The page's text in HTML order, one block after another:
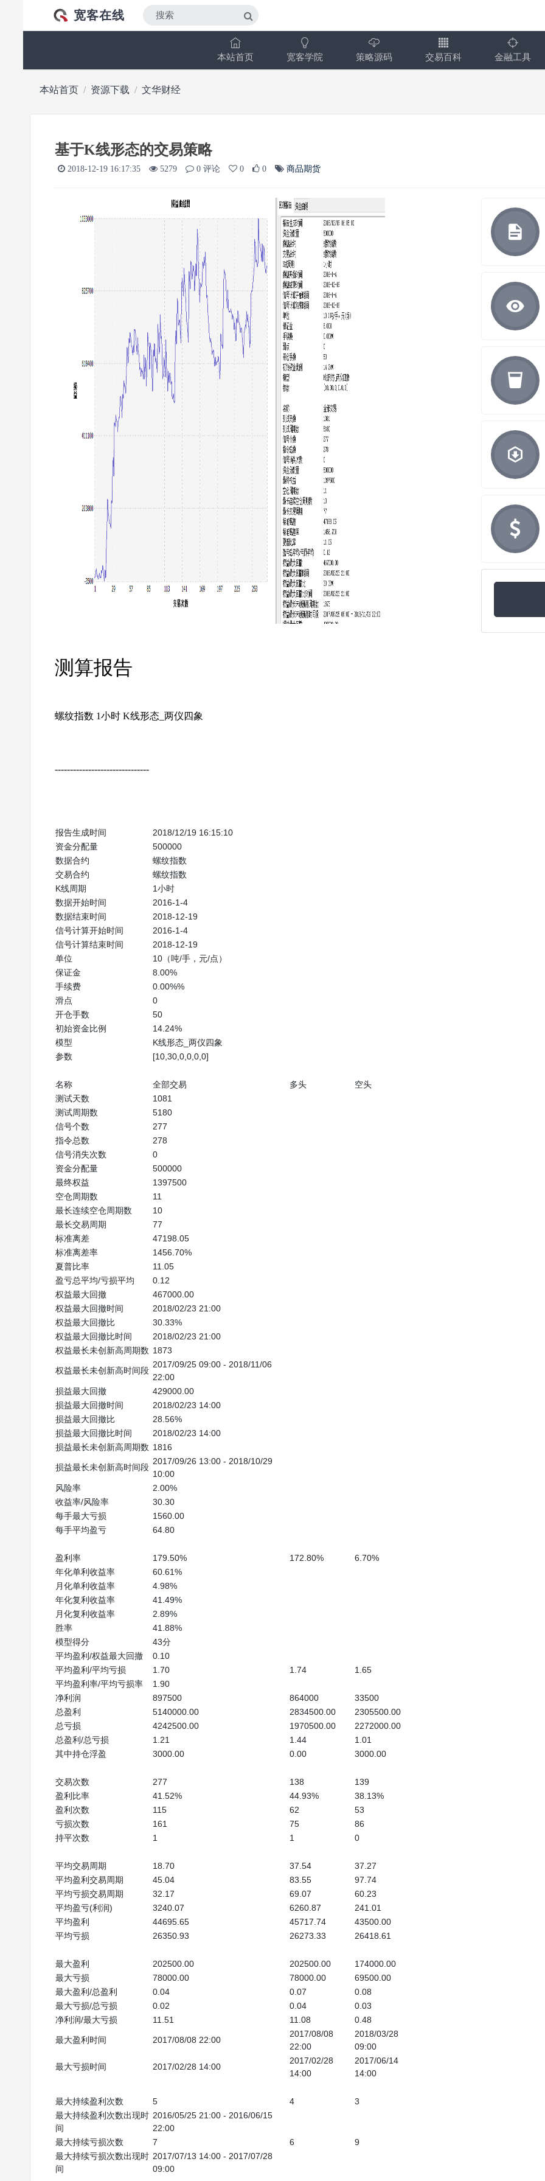
宽客在线
本站首页 宽客学院 策略源码 交易百科 金融工具
本站首页 资源下载 文华财经
基于K线形态的交易策略
2018-12-19 16:17:35 5279 0 评论 0 0 商品期货
测算报告
螺纹指数 1小时 K线形态_两仪四象
-------------------------------
报告生成时间
2018/12/19 16:15:10
资金分配量
500000
数据合约
螺纹指数
交易合约
螺纹指数
K线周期
1小时
数据开始时间
2016-1-4
数据结束时间
2018-12-19
信号计算开始时间
2016-1-4
信号计算结束时间
2018-12-19
单位
10（吨/手，元/点）
保证金
8.00%
手续费
0.00%%
滑点
0
开仓手数
50
初始资金比例
14.24%
模型
K线形态_两仪四象
参数
[10,30,0,0,0,0]
名称 全部交易 多头
空头
测试天数
1081
测试周期数
5180
信号个数
277
指令总数
278
信号消失次数
0
资金分配量
500000
最终权益
1397500
空仓周期数
11
最长连续空仓周期数
10
最长交易周期
77
标准离差
47198.05
标准离差率
1456.70%
夏普比率
11.05
盈亏总平均/亏损平均
0.12
权益最大回撤
467000.00
权益最大回撤时间
2018/02/23 21:00
权益最大回撤比
30.33%
权益最大回撤比时间
2018/02/23 21:00
权益最长未创新高周期数 1873
权益最长未创新高时间段
2017/09/25 09:00 - 2018/11/06
22:00
损益最大回撤
429000.00
损益最大回撤时间
2018/02/23 14:00
损益最大回撤比
28.56%
损益最大回撤比时间
2018/02/23 14:00
损益最长未创新高周期数 1816
损益最长未创新高时间段
2017/09/26 13:00 - 2018/10/29
10:00
风险率
2.00%
收益率/风险率
30.30
每手最大亏损
1560.00
每手平均盈亏
64.80
盈利率 179.50% 172.80%
6.70%
年化单利收益率
60.61%
月化单利收益率
4.98%
年化复利收益率
41.49%
月化复利收益率
2.89%
胜率
41.88%
模型得分
43分
平均盈利/权益最大回撤
0.10
平均盈利/平均亏损
1.70 1.74
1.65
平均盈利率/平均亏损率
1.90
净利润
897500 864000
33500
总盈利
5140000.00 2834500.00
2305500.00
总亏损
4242500.00 1970500.00
2272000.00
总盈利/总亏损
1.21 1.44
1.01
其中持仓浮盈
3000.00 0.00 3000.00
交易次数 277 138
139
盈利比率
41.52% 44.93%
38.13%
盈利次数
115 62
53
亏损次数
161 75
86
持平次数
1 1 0
平均交易周期 18.70 37.54
37.27
平均盈利交易周期
45.04 83.55
97.74
平均亏损交易周期
32.17 69.07
60.23
平均盈亏(利润)
3240.07 6260.87
241.01
平均盈利
44695.65 45717.74
43500.00
平均亏损
26350.93 26273.33 26418.61
最大盈利 202500.00 202500.00
174000.00
最大亏损
78000.00 78000.00
69500.00
最大盈利/总盈利
0.04 0.07
0.08
最大亏损/总亏损
0.02 0.04
0.03
净利润/最大亏损
11.51 11.08 0.48
最大盈利时间 2017/08/08 22:00
2017/08/08
22:00
2018/03/28
09:00
最大亏损时间 2017/02/28 14:00
2017/02/28
14:00
2017/06/14
14:00
最大持续盈利次数 5 4
3
最大持续盈利次数出现时
间
2016/05/25 21:00 - 2016/06/15
22:00
最大持续亏损次数
7 6
9
最大持续亏损次数出现时
间
2017/07/13 14:00 - 2017/07/28
09:00